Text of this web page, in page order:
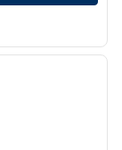
další